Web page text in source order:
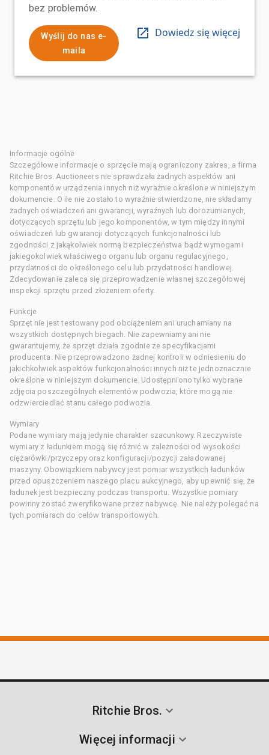
bez problemów.
Wyślij do nas e-
maila
Dowiedz się więcej
Informacje ogólne
Szczegółowe informacje o sprzęcie mają ograniczony zakres, a firma
Ritchie Bros. Auctioneers nie sprawdzała żadnych aspektów ani
komponentów urządzenia innych niż wyraźnie określone w niniejszym
dokumencie. O ile nie zostało to wyraźnie stwierdzone, nie składamy
żadnych oświadczeń ani gwarancji, wyraźnych lub dorozumianych,
dotyczących sprzętu lub jego komponentów, w tym między innymi
oświadczeń lub gwarancji dotyczących funkcjonalności lub
zgodności z jakąkolwiek normą bezpieczeństwa bądź wymogami
jakiegokolwiek właściwego organu lub organu regulacyjnego,
przydatności do określonego celu lub przydatności handlowej.
Zdecydowanie zaleca się przeprowadzenie własnej szczegółowej
inspekcji sprzętu przed złożeniem oferty.
Funkcje
Sprzęt nie jest testowany pod obciążeniem ani uruchamiany na
wszystkich dostępnych biegach. Nie zapewniamy ani nie
gwarantujemy, że sprzęt działa zgodnie ze specyfikacjami
producenta. Nie przeprowadzono żadnej kontroli w odniesieniu do
jakichkolwiek aspektów funkcjonalności innych niż te jednoznacznie
określone w niniejszym dokumencie. Udostępniono tylko wybrane
zdjęcia poszczególnych elementów podwozia, które mogą nie
odzwierciedlać stanu całego podwozia.
Wymiary
Podane wymiary mają jedynie charakter szacunkowy. Rzeczywiste
wymiary z ładunkiem mogą się różnić w zależności od wysokości
ciężarówki/przyczepy oraz konfiguracji/pozycji załadowanej
maszyny. Obowiązkiem nabywcy jest pomiar wszystkich ładunków
przed opuszczeniem naszego placu aukcyjnego, aby upewnić się, że
ładunek jest bezpieczny podczas transportu. Wszystkie pomiary
powinny zostać zweryfikowane przez nabywcę. Nie należy polegać na
tych pomiarach do celów transportowych.
Ritchie Bros.
Więcej informacji